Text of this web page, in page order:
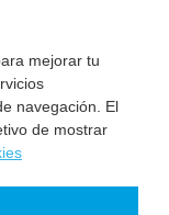
mejorar tu
navegación. El
de mostrar